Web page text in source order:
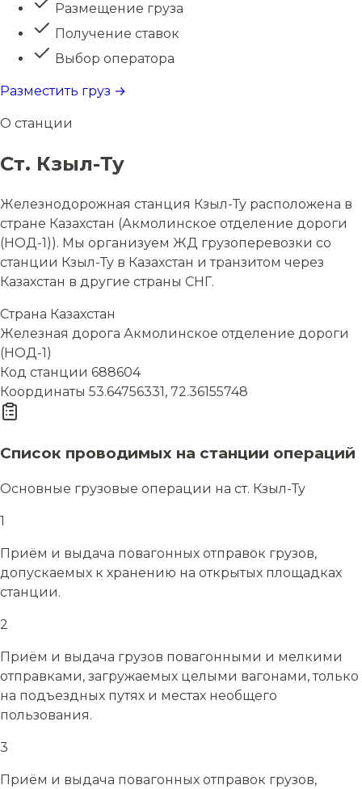
Размещение груза
Получение ставок
Выбор оператора
Разместить груз →
О станции
Ст. Кзыл-Ту
Железнодорожная станция Кзыл-Ту расположена в
стране Казахстан (Акмолинское отделение дороги
(НОД-1)). Мы организуем ЖД грузоперевозки со
станции Кзыл-Ту в Казахстан и транзитом через
Казахстан в другие страны СНГ.
Страна Казахстан
Железная дорога Акмолинское отделение дороги
(НОД-1)
Код станции 688604
Координаты 53.64756331, 72.36155748
Список проводимых на станции операций
Основные грузовые операции на ст. Кзыл-Ту
1
Приём и выдача повагонных отправок грузов,
допускаемых к хранению на открытых площадках
станции.
2
Приём и выдача грузов повагонными и мелкими
отправками, загружаемых целыми вагонами, только
на подъездных путях и местах необщего
пользования.
3
Приём и выдача повагонных отправок грузов,